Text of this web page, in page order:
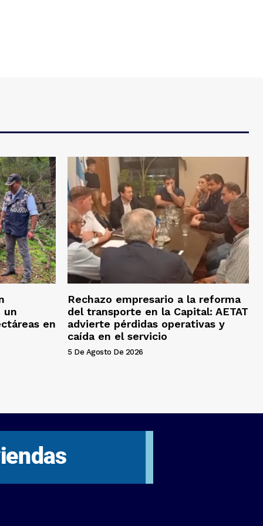
un
en
Rechazo empresario a la reforma
del transporte en la Capital: AETAT
advierte pérdidas operativas y
caída en el servicio
5 De Agosto De 2026